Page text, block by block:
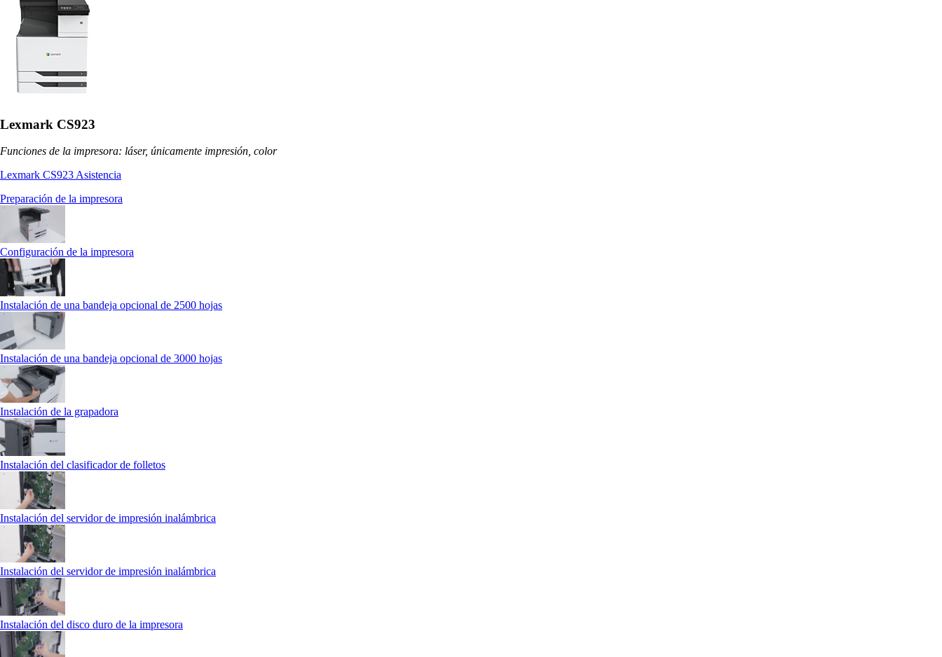
Lexmark CS923
Funciones de la impresora: láser, únicamente impresión, color
Lexmark CS923 Asistencia
Preparación de la impresora
Configuración de la impresora
Instalación de una bandeja opcional de 2500 hojas
Instalación de una bandeja opcional de 3000 hojas
Instalación de la grapadora
Instalación del clasificador de folletos
Instalación del servidor de impresión inalámbrica
Instalación del servidor de impresión inalámbrica
Instalación del disco duro de la impresora